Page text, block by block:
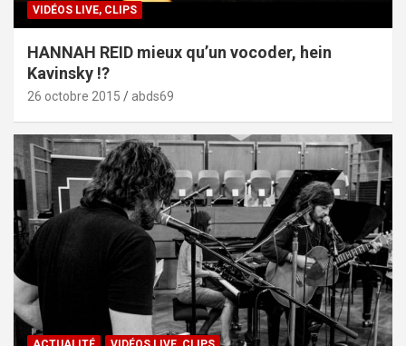
VIDÉOS LIVE, CLIPS
HANNAH REID mieux qu’un vocoder, hein
Kavinsky !?
26 octobre 2015 abds69